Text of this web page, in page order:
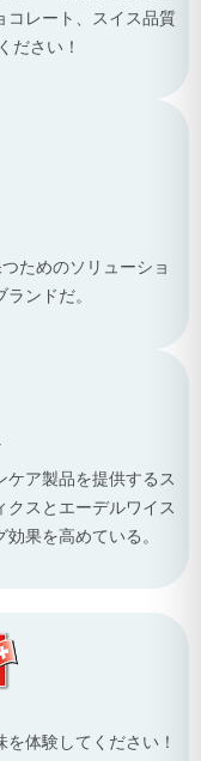
コレート、スイス品質
ださい！
ためのソリューショ
ンドだ。
ケア製品を提供するス
クスとエーデルワイス
果を高めている。
体験してください！